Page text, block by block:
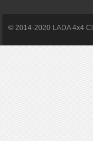
© 2014-2020 LADA 4x4